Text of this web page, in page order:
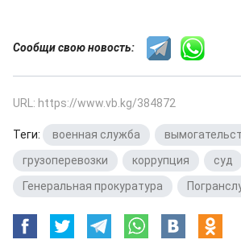
Сообщи свою новость:
URL: https://www.vb.kg/384872
Теги: военная служба
грузоперевозки
коррупция суд
Генеральная прокуратура